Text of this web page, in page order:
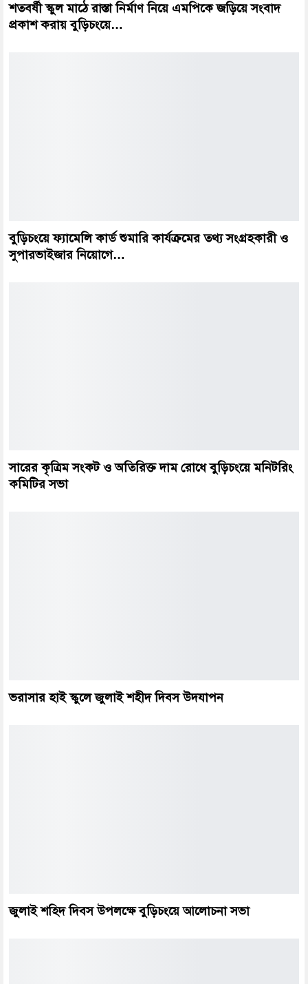
শতবর্ষী স্কুল মাঠে রাস্তা নির্মাণ নিয়ে এমপিকে জড়িয়ে সংবাদ
প্রকাশ করায় বুড়িচংয়ে…
বুড়িচংয়ে ফ্যামেলি কার্ড শুমারি কার্যক্রমের তথ্য সংগ্রহকারী ও
সুপারভাইজার নিয়োগে…
সারের কৃত্রিম সংকট ও অতিরিক্ত দাম রোধে বুড়িচংয়ে মনিটরিং
কমিটির সভা
ভরাসার হাই স্কুলে জুলাই শহীদ দিবস উদযাপন
জুলাই শহিদ দিবস উপলক্ষে বুড়িচংয়ে আলোচনা সভা